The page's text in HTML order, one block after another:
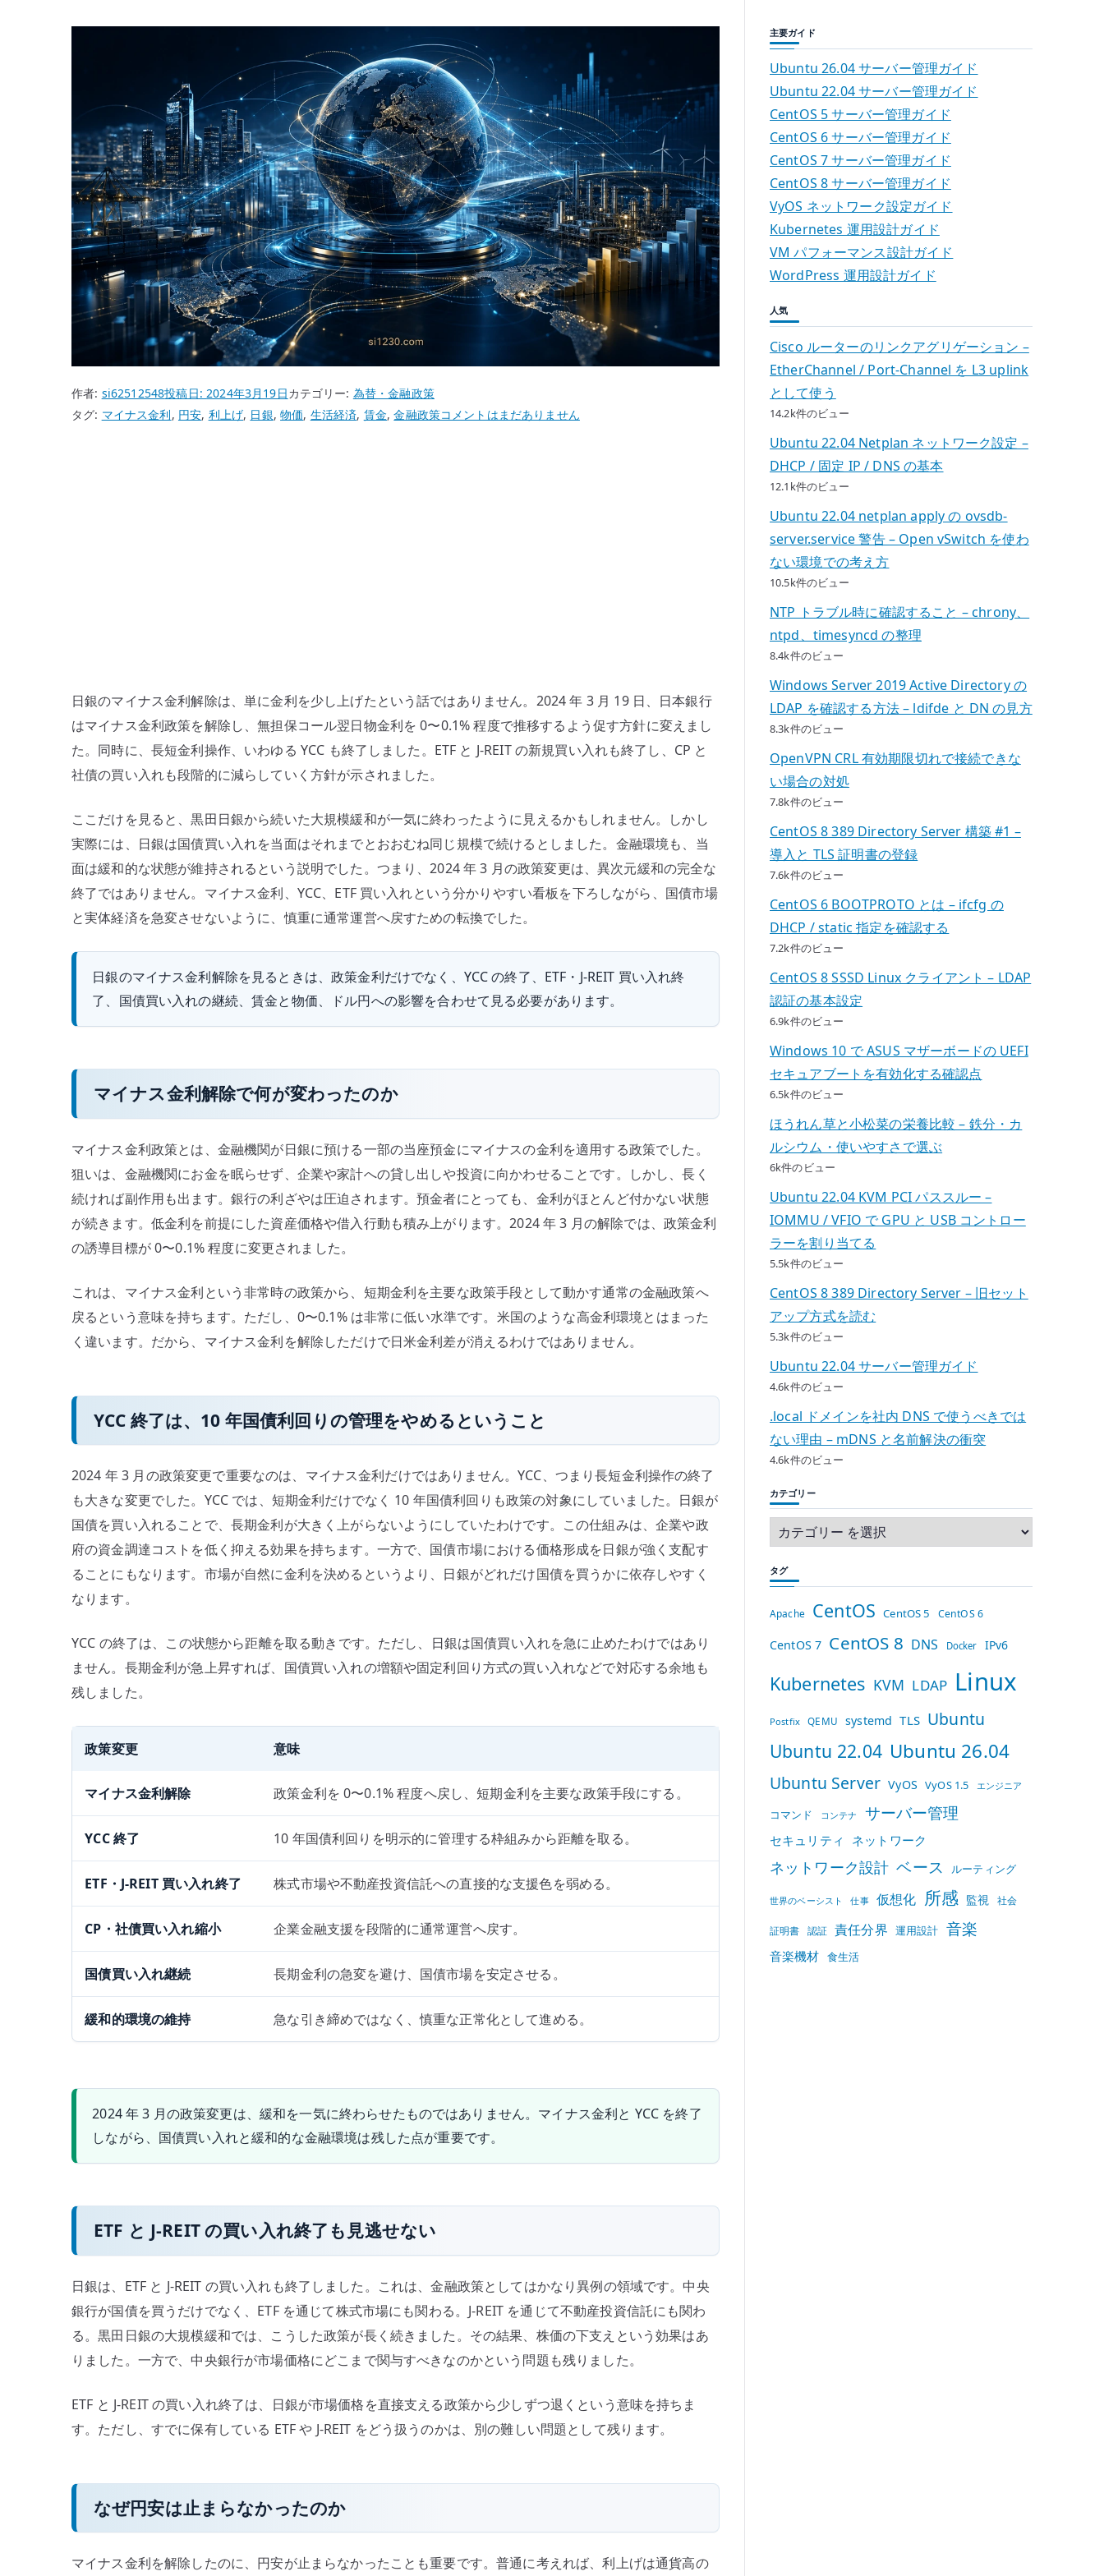
作者: si62512548投稿日:2024年3月19日カテゴリー: 為替・金融政策
タグ: マイナス金利, 円安, 利上げ, 日銀,物価, 生活経済, 賃金,金融政策日
だ
っ
た
–
2024
年
月
の
政
策
換
の
コメントはまだありません
日銀のマイナス金利解除は、単に金利を少し上げたという話ではありません。2024 年 3 月 19 日、日本銀行
はマイナス金利政策を解除し、無担保コール翌日物金利を 0〜0.1% 程度で推移するよう促す方針に変えまし
た。同時に、長短金利操作、いわゆる YCC も終了しました。ETF と J-REIT の新規買い入れも終了し、CP と
社債の買い入れも段階的に減らしていく方針が示されました。
ここだけを見ると、黒田日銀から続いた大規模緩和が一気に終わったように見えるかもしれません。しかし
実際には、日銀は国債買い入れを当面はそれまでとおおむね同じ規模で続けるとしました。金融環境も、当
面は緩和的な状態が維持されるという説明でした。つまり、2024 年 3 月の政策変更は、異次元緩和の完全な
終了ではありません。マイナス金利、YCC、ETF 買い入れという分かりやすい看板を下ろしながら、国債市場
と実体経済を急変させないように、慎重に通常運営へ戻すための転換でした。
日銀のマイナス金利解除を見るときは、政策金利だけでなく、YCC の終了、ETF・J-REIT 買い入れ終
了、国債買い入れの継続、賃金と物価、ドル円への影響を合わせて見る必要があります。
マイナス金利解除で何が変わったのか
マイナス金利政策とは、金融機関が日銀に預ける一部の当座預金にマイナスの金利を適用する政策でした。
狙いは、金融機関にお金を眠らせず、企業や家計への貸し出しや投資に向かわせることです。しかし、長く
続ければ副作用も出ます。銀行の利ざやは圧迫されます。預金者にとっても、金利がほとんど付かない状態
が続きます。低金利を前提にした資産価格や借入行動も積み上がります。2024 年 3 月の解除では、政策金利
の誘導目標が 0〜0.1% 程度に変更されました。
これは、マイナス金利という非常時の政策から、短期金利を主要な政策手段として動かす通常の金融政策へ
戻るという意味を持ちます。ただし、0〜0.1% は非常に低い水準です。米国のような高金利環境とはまった
く違います。だから、マイナス金利を解除しただけで日米金利差が消えるわけではありません。
YCC 終了は、10 年国債利回りの管理をやめるということ
2024 年 3 月の政策変更で重要なのは、マイナス金利だけではありません。YCC、つまり長短金利操作の終了
も大きな変更でした。YCC では、短期金利だけでなく 10 年国債利回りも政策の対象にしていました。日銀が
国債を買い入れることで、長期金利が大きく上がらないようにしていたわけです。この仕組みは、企業や政
府の資金調達コストを低く抑える効果を持ちます。一方で、国債市場における価格形成を日銀が強く支配す
ることにもなります。市場が自然に金利を決めるというより、日銀がどれだけ国債を買うかに依存しやすく
なります。
YCC の終了は、この状態から距離を取る動きです。ただし、日銀は国債買い入れを急に止めたわけではあり
ません。長期金利が急上昇すれば、国債買い入れの増額や固定利回り方式の買い入れなどで対応する余地も
残しました。
政策変更 意味
マイナス金利解除 政策金利を 0〜0.1% 程度へ戻し、短期金利を主要な政策手段にする。
YCC 終了 10 年国債利回りを明示的に管理する枠組みから距離を取る。
ETF・J-REIT 買い入れ終了 株式市場や不動産投資信託への直接的な支援色を弱める。
CP・社債買い入れ縮小 企業金融支援を段階的に通常運営へ戻す。
国債買い入れ継続 長期金利の急変を避け、国債市場を安定させる。
緩和的環境の維持 急な引き締めではなく、慎重な正常化として進める。
2024 年 3 月の政策変更は、緩和を一気に終わらせたものではありません。マイナス金利と YCC を終了
しながら、国債買い入れと緩和的な金融環境は残した点が重要です。
ETF と J-REIT の買い入れ終了も見逃せない
日銀は、ETF と J-REIT の買い入れも終了しました。これは、金融政策としてはかなり異例の領域です。中央
銀行が国債を買うだけでなく、ETF を通じて株式市場にも関わる。J-REIT を通じて不動産投資信託にも関わ
る。黒田日銀の大規模緩和では、こうした政策が長く続きました。その結果、株価の下支えという効果はあ
りました。一方で、中央銀行が市場価格にどこまで関与すべきなのかという問題も残りました。
ETF と J-REIT の買い入れ終了は、日銀が市場価格を直接支える政策から少しずつ退くという意味を持ちま
す。ただし、すでに保有している ETF や J-REIT をどう扱うのかは、別の難しい問題として残ります。
なぜ円安は止まらなかったのか
マイナス金利を解除したのに、円安が止まらなかったことも重要です。普通に考えれば、利上げは通貨高の
主要ガイド
Ubuntu 26.04 サーバー管理ガイド
Ubuntu 22.04 サーバー管理ガイド
CentOS 5 サーバー管理ガイド
CentOS 6 サーバー管理ガイド
CentOS 7 サーバー管理ガイド
CentOS 8 サーバー管理ガイド
VyOS ネットワーク設定ガイド
Kubernetes 運用設計ガイド
VM パフォーマンス設計ガイド
WordPress 運用設計ガイド
人気
Cisco ルーターのリンクアグリゲーション –
EtherChannel / Port-Channel を L3 uplink
として使う
14.2k件のビュー
Ubuntu 22.04 Netplan ネットワーク設定 –
DHCP / 固定 IP / DNS の基本
12.1k件のビュー
Ubuntu 22.04 netplan apply の ovsdb-
server.service 警告 – Open vSwitch を使わ
ない環境での考え方
10.5k件のビュー
NTP トラブル時に確認すること – chrony、
ntpd、timesyncd の整理
8.4k件のビュー
Windows Server 2019 Active Directory の
LDAP を確認する方法 – ldifde と DN の見方
8.3k件のビュー
OpenVPN CRL 有効期限切れで接続できな
い場合の対処
7.8k件のビュー
CentOS 8 389 Directory Server 構築 #1 –
導入と TLS 証明書の登録
7.6k件のビュー
CentOS 6 BOOTPROTO とは – ifcfg の
DHCP / static 指定を確認する
7.2k件のビュー
CentOS 8 SSSD Linux クライアント – LDAP
認証の基本設定
6.9k件のビュー
Windows 10 で ASUS マザーボードの UEFI
セキュアブートを有効化する確認点
6.5k件のビュー
ほうれん草と小松菜の栄養比較 – 鉄分・カ
ルシウム・使いやすさで選ぶ
6k件のビュー
Ubuntu 22.04 KVM PCI パススルー –
IOMMU / VFIO で GPU と USB コントロー
ラーを割り当てる
5.5k件のビュー
CentOS 8 389 Directory Server – 旧セット
アップ方式を読む
5.3k件のビュー
Ubuntu 22.04 サーバー管理ガイド
4.6k件のビュー
.local ドメインを社内 DNS で使うべきでは
ない理由 – mDNS と名前解決の衝突
4.6k件のビュー
カテゴリー
タグ
Apache CentOS CentOS 5 CentOS 6
CentOS 7 CentOS 8 DNS Docker IPv6
Kubernetes KVM LDAP Linux
Postfix QEMU systemd TLS Ubuntu
Ubuntu 22.04 Ubuntu 26.04
Ubuntu Server VyOS VyOS 1.5 エンジニア
コマンド コンテナ サーバー管理
セキュリティ ネットワーク
ネットワーク設計 ベース ルーティング
世界のベーシスト 仕事 仮想化 所感 監視 社会
証明書 認証 責任分界 運用設計 音楽
音楽機材 食生活